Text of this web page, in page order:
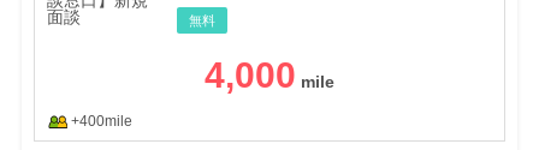
無料
4,000
+400mile